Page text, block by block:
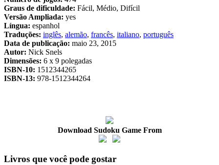
Graus de dificuldade: Fácil, Médio, Difícil
Versão Ampliada: yes
Língua: espanhol
Traduções: inglês, alemão, francês, italiano, português
Data de publicação: maio 23, 2015
Autor: Nick Snels
Dimensões: 6 x 9 polegadas
ISBN-10: 1512344265
ISBN-13: 978-1512344264
Download Sudoku Game From
Livros que você pode gostar